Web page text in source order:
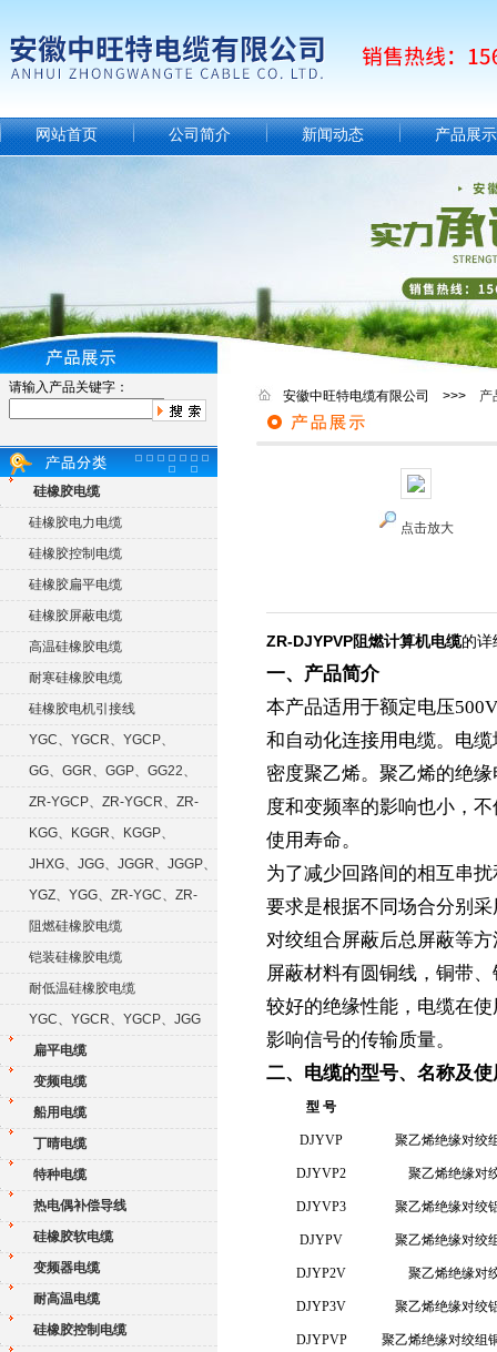
网站首页 公司简介 新闻动态 产品展示
请输入产品关键字：
硅橡胶电缆
硅橡胶电力电缆
硅橡胶控制电缆
硅橡胶扁平电缆
硅橡胶屏蔽电缆
高温硅橡胶电缆
耐寒硅橡胶电缆
硅橡胶电机引接线
YGC、YGCR、YGCP、
YGCRP
GG、GGR、GGP、GG22、
GGRP
ZR-YGCP、ZR-YGCR、ZR-
YGCRP
KGG、KGGR、KGGP、
KGGRP
JHXG、JGG、JGGR、JGGP、
JGGFYGZ、YGG、ZR-YGC、ZR-
KGG阻燃硅橡胶电缆
铠装硅橡胶电缆
耐低温硅橡胶电缆
YGC、YGCR、YGCP、JGG
扁平电缆
变频电缆
船用电缆
丁晴电缆
特种电缆
热电偶补偿导线
硅橡胶软电缆
变频器电缆
耐高温电缆
硅橡胶控制电缆
安徽中旺特电缆有限公司 >>> 产
点击放大
ZR-DJYPVP阻燃计算机电缆的详
一、产品简介
本产品适用于额定电压
和自动化连接用电缆。电
密度聚乙烯。聚乙烯的绝
度和变频率的影响也小，
使用寿命。
为了减少回路间的相互串
要求是根据不同场合分别
对绞组合屏蔽后总屏蔽等方
屏蔽材料有圆铜线，铜带
较好的绝缘性能，电缆在
影响信号的传输质量。
二、电缆的型号、名称及
型 号
DJYVP 聚乙烯绝缘对绞
DJYVP2 聚乙烯绝缘对
DJYVP3 聚乙烯绝缘对绞
DJYPV 聚乙烯绝缘对绞
DJYP2V 聚乙烯绝缘对
DJYP3V 聚乙烯绝缘对绞
DJYPVP 聚乙烯绝缘对绞组